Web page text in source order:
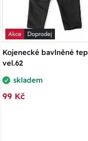
Akce
Doprodej
Kojenecké bavlněné
vel.62
skladem
99 Kč